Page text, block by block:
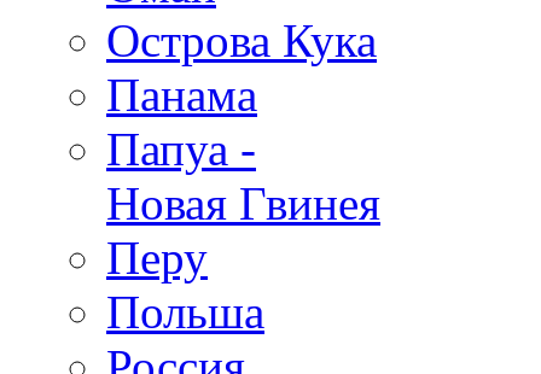
Острова Кука
Панама
Папуа -
Новая Гвинея
Перу
Польша